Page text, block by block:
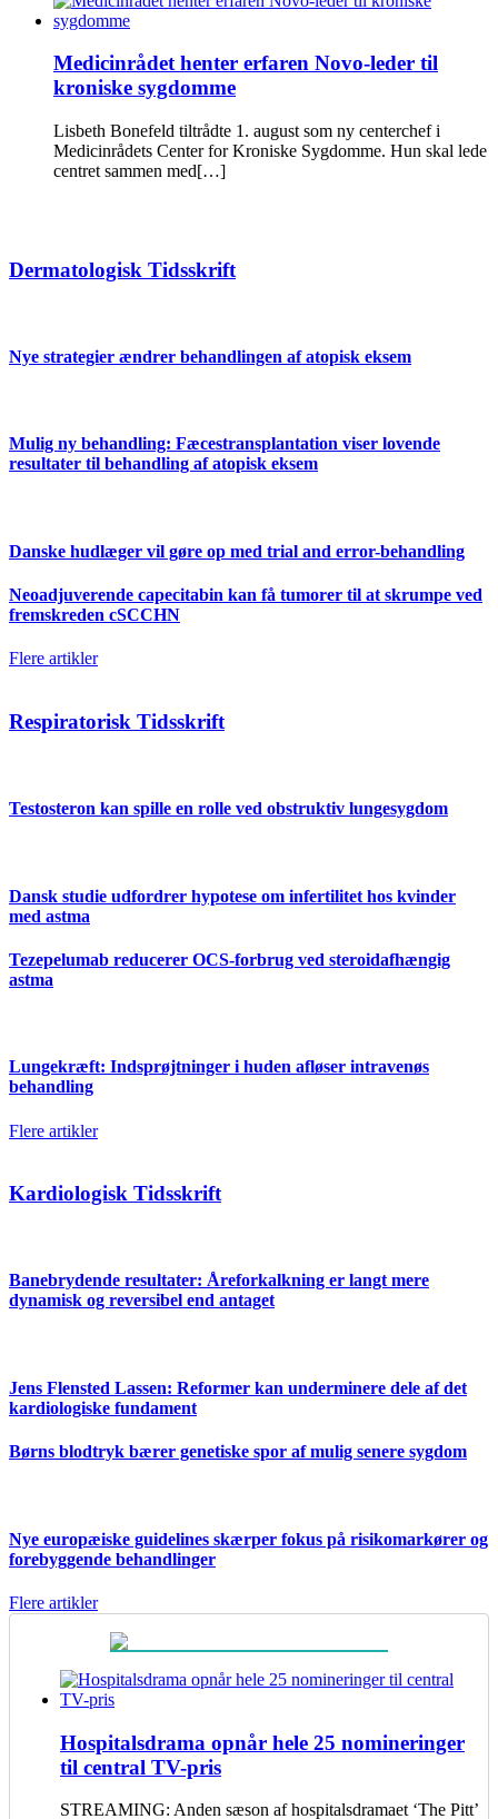
Medicinrådet henter erfaren Novo-leder til
kroniske sygdomme
Lisbeth Bonefeld tiltrådte 1. august som ny centerchef i
Medicinrådets Center for Kroniske Sygdomme. Hun skal lede
centret sammen med[…]
Dermatologisk Tidsskrift
Nye strategier ændrer behandlingen af atopisk eksem
Mulig ny behandling: Fæcestransplantation viser lovende
resultater til behandling af atopisk eksem
Danske hudlæger vil gøre op med trial and error-behandling
Neoadjuverende capecitabin kan få tumorer til at skrumpe ved
fremskreden cSCCHN
Flere artikler
Respiratorisk Tidsskrift
Testosteron kan spille en rolle ved obstruktiv lungesygdom
Dansk studie udfordrer hypotese om infertilitet hos kvinder
med astma
Tezepelumab reducerer OCS-forbrug ved steroidafhængig
astma
Lungekræft: Indsprøjtninger i huden afløser intravenøs
behandling
Flere artikler
Kardiologisk Tidsskrift
Banebrydende resultater: Åreforkalkning er langt mere
dynamisk og reversibel end antaget
Jens Flensted Lassen: Reformer kan underminere dele af det
kardiologiske fundament
Børns blodtryk bærer genetiske spor af mulig senere sygdom
Nye europæiske guidelines skærper fokus på risikomarkører og
forebyggende behandlinger
Flere artikler
Hospitalsdrama opnår hele 25 nomineringer
til central TV-pris
STREAMING: Anden sæson af hospitalsdramaet ‘The Pitt’